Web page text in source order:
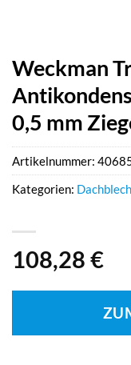
Weckman
0,5 mm
108,28 €
Artikelnummer:
Kategorien: